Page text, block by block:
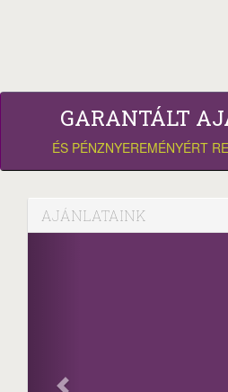
GARANTÁLT
ÉS PÉNZNYEREMÉNYÉRT
AJÁNLATAINK